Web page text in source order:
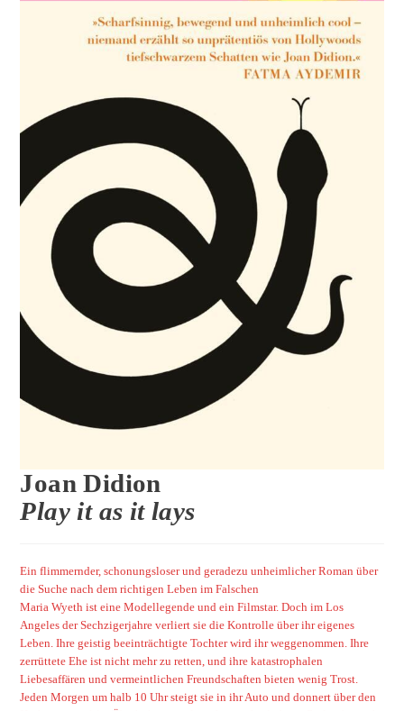
Joan Didion
Play it as it lays
Ein flimmernder, schonungsloser und geradezu unheimlicher Roman über
die Suche nach dem richtigen Leben im Falschen
Maria Wyeth ist eine Modellegende und ein Filmstar. Doch im Los
Angeles der Sechzigerjahre verliert sie die Kontrolle über ihr eigenes
Leben. Ihre geistig beeinträchtigte Tochter wird ihr weggenommen. Ihre
zerrüttete Ehe ist nicht mehr zu retten, und ihre katastrophalen
Liebesaffären und vermeintlichen Freundschaften bieten wenig Trost.
Jeden Morgen um halb 10 Uhr steigt sie in ihr Auto und donnert über den